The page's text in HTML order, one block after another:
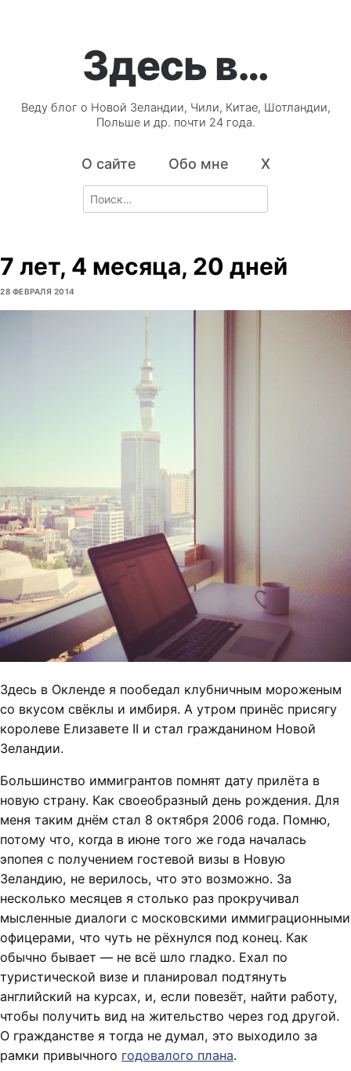
Здесь в…
Веду блог о Новой Зеландии, Чили, Китае, Шотландии,
Польше и др. почти 24 года.
О сайте Обо мне X
Search
for:
7 лет, 4 месяца, 20 дней
28 ФЕВРАЛЯ 2014
Здесь в Окленде я пообедал клубничным мороженым
со вкусом свёклы и имбиря. А утром принёс присягу
королеве Елизавете II и стал гражданином Новой
Зеландии.
Большинство иммигрантов помнят дату прилёта в
новую страну. Как своеобразный день рождения. Для
меня таким днём стал 8 октября 2006 года. Помню,
потому что, когда в июне того же года началась
эпопея с получением гостевой визы в Новую
Зеландию, не верилось, что это возможно. За
несколько месяцев я столько раз прокручивал
мысленные диалоги с московскими иммиграционными
офицерами, что чуть не рёхнулся под конец. Как
обычно бывает — не всё шло гладко. Ехал по
туристической визе и планировал подтянуть
английский на курсах, и, если повезёт, найти работу,
чтобы получить вид на жительство через год другой.
О гражданстве я тогда не думал, это выходило за
рамки привычного годовалого плана.